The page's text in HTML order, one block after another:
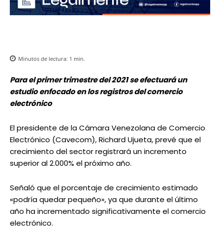
Minutos de lectura: 1 min.
Para el primer trimestre del 2021 se efectuará un
estudio enfocado en los registros del comercio
electrónico
El presidente de la Cámara Venezolana de Comercio
Electrónico (Cavecom), Richard Ujueta, prevé que el
crecimiento del sector registrará un incremento
superior al 2.000% el próximo año.
Señaló que el porcentaje de crecimiento estimado
«podría quedar pequeño», ya que durante el último
año ha incrementado significativamente el comercio
electrónico.